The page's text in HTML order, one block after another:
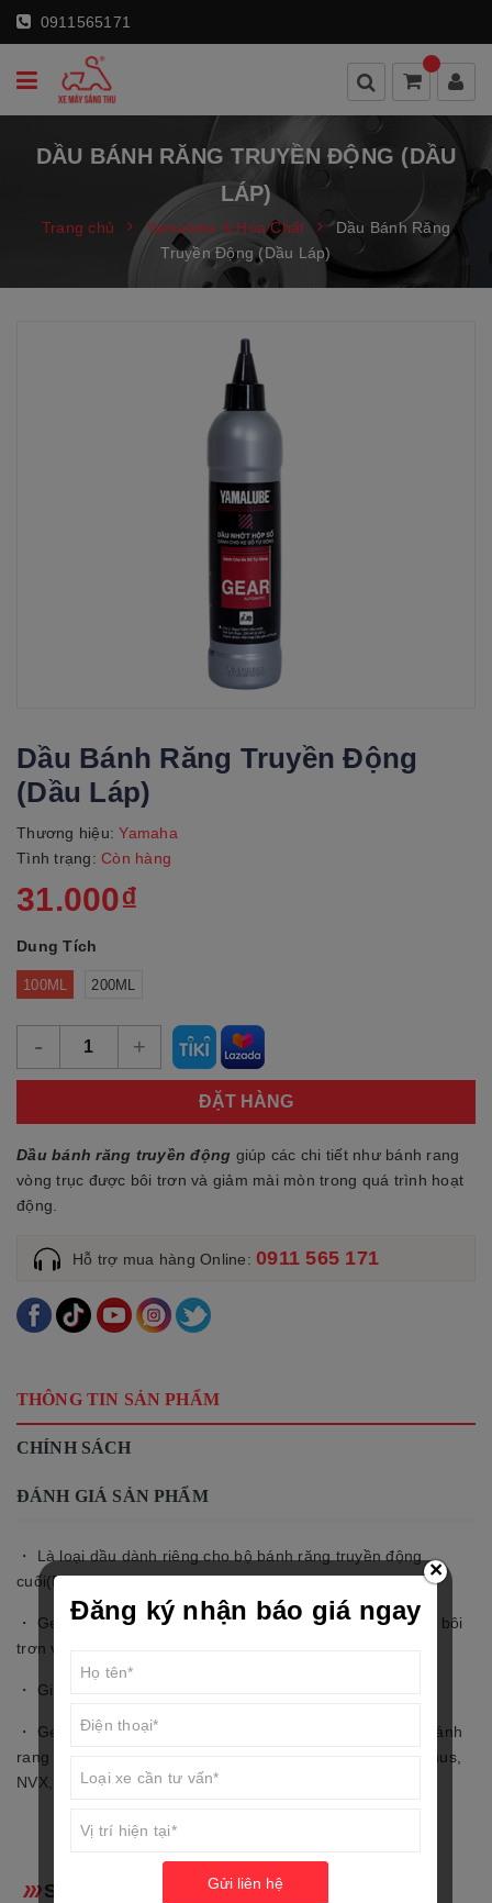
0911565171
DẦU BÁNH RĂNG TRUYỀN ĐỘNG (DẦU
LÁP)
Trang chủ Yamalube & Hóa Chất
Dầu Bánh Răng
Truyền Động (Dầu Láp)
Dầu Bánh Răng Truyền Động
(Dầu Láp)
Thương hiệu: Yamaha
Tình trạng: Còn hàng
31.000₫
Dung Tích
100ML 200ML
- +
ĐẶT HÀNG
Dầu bánh răng truyền động giúp các chi tiết như bánh rang
vòng trục được bôi trơn và giảm mài mòn trong quá trình hoạt
động.
Hỗ trợ mua hàng Online: 0911 565 171
THÔNG TIN SẢN PHẨM
CHÍNH SÁCH
ĐÁNH GIÁ SẢN PHẨM
・ Là loại dầu dành riêng cho bộ bánh răng truyền động
cuối(Bộ láp).
・ Gear oil giúp các chi tiết như bánh rang vòng trục được bôi
trơn và giảm mài mòn trong quá trình hoạt động.
・ Giúp bọ bánh răng hoạt động êm ai và bền bỉ.
・ Gear oil chỉ dành riêng cho các loại xe có sử dụng bộ bánh
rang truyền động cuối : Nouvo, Luvias, Nozza, Acruzo, Janus,
NVX, Grande….
SẢN PHẨM LIÊN QUAN
Đăng ký nhận báo giá ngay
×
Gửi liên hệ